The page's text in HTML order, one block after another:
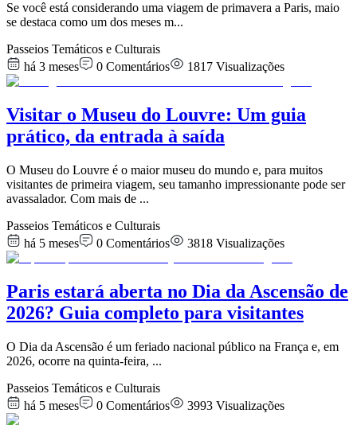
Se você está considerando uma viagem de primavera a Paris, maio
se destaca como um dos meses m...
Passeios Temáticos e Culturais
há 3 meses
0 Comentários 1817 Visualizações
Visitar o Museu do Louvre: Um guia
prático, da entrada à saída
O Museu do Louvre é o maior museu do mundo e, para muitos
visitantes de primeira viagem, seu tamanho impressionante pode ser
avassalador. Com mais de ...
Passeios Temáticos e Culturais
há 5 meses
0 Comentários 3818 Visualizações
Paris estará aberta no Dia da Ascensão de
2026? Guia completo para visitantes
O Dia da Ascensão é um feriado nacional público na França e, em
2026, ocorre na quinta-feira, ...
Passeios Temáticos e Culturais
há 5 meses
0 Comentários 3993 Visualizações